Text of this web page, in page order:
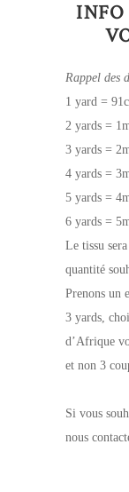
INFO
Rappel des
1 yard =
2 yards =
3 yards =
4 yards =
5 yards =
6 yards =
Le tissu
quantité
Prenons un
3 yards,
d’Afrique
et non 3
Si vous
nous